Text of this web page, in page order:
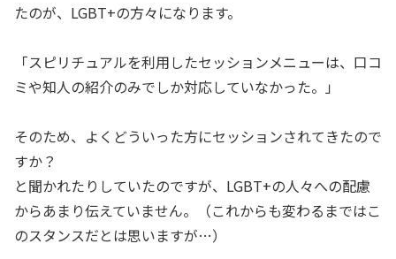
たのが、LGBT+の方々になります。
「スピリチュアルを利用したセッションメニューは、口コ
ミや知人の紹介のみでしか対応していなかった。」
そのため、よくどういった方にセッションされてきたので
すか？
と聞かれたりしていたのですが、LGBT+の人々への配慮
からあまり伝えていません。（これからも変わるまではこ
のスタンスだとは思いますが…）